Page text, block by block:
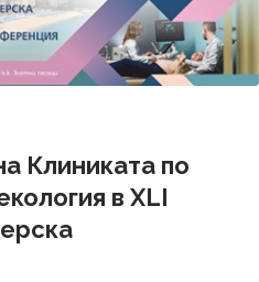
Клиниката по
в XLI